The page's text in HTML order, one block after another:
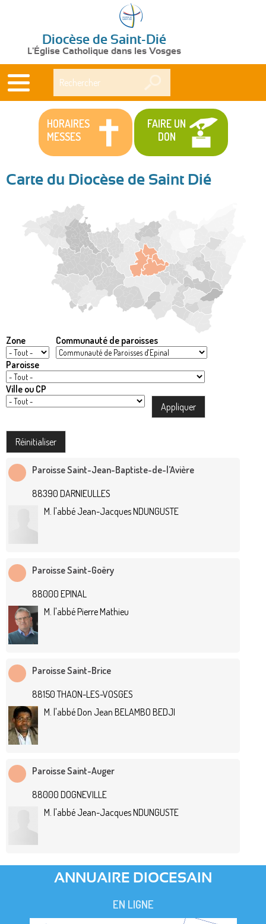
Diocèse de Saint-Dié
L'Église Catholique dans les Vosges
HORAIRES
MESSES
FAIRE UN
DON
Carte du Diocèse de Saint Dié
Zone Communauté de paroisses
Paroisse
Ville ou CP
Paroisse Saint-Jean-Baptiste-de-l’Avière
88390 DARNIEULLES
M. l'abbé Jean-Jacques NDUNGUSTE
Paroisse Saint-Goëry
88000 EPINAL
M. l'abbé Pierre Mathieu
Paroisse Saint-Brice
88150 THAON-LES-VOSGES
M. l'abbé Don Jean BELAMBO BEDJI
Paroisse Saint-Auger
88000 DOGNEVILLE
M. l'abbé Jean-Jacques NDUNGUSTE
ANNUAIRE DIOCESAIN
EN LIGNE